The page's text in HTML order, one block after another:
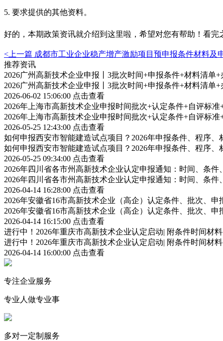
5. 要求提供的其他资料。
好的，本期政策资讯就介绍到这里啦，希望对您有帮助！看
<上一篇 成都市工业企业稳产增产激励项目预申报条件材料及
推荐资讯
2026广州高新技术企业申报丨3批次时间+申报条件+材料清单+
2026广州高新技术企业申报丨3批次时间+申报条件+材料清单+
2026-06-02 15:06:00 点击查看
2026年上海市高新技术企业申报时间批次+认定条件+自评标
2026年上海市高新技术企业申报时间批次+认定条件+自评标
2026-05-25 12:43:00 点击查看
如何申报西安市智能建造试点项目？2026年申报条件、程序、
如何申报西安市智能建造试点项目？2026年申报条件、程序、
2026-05-25 09:34:00 点击查看
2026年四川省各市州高新技术企业认定申报通知：时间、条
2026年四川省各市州高新技术企业认定申报通知：时间、条
2026-04-14 16:28:00 点击查看
2026年安徽省16市高新技术企业（高企）认定条件、批次、申
2026年安徽省16市高新技术企业（高企）认定条件、批次、申
2026-04-14 16:15:00 点击查看
进行中！2026年重庆市高新技术企业认定启动| 附条件时间材
进行中！2026年重庆市高新技术企业认定启动| 附条件时间材
2026-04-14 16:00:00 点击查看
专注企业服务
专业人做专业事
多对一定制服务